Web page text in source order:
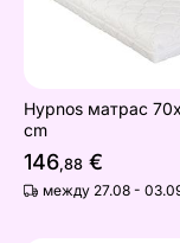
Hypnos матрас
cm
146,88 €
между 27.08 -